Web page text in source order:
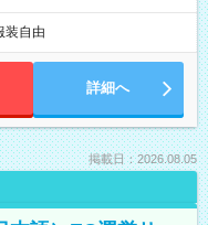
装自由
詳細へ
掲載日：2026.08.05